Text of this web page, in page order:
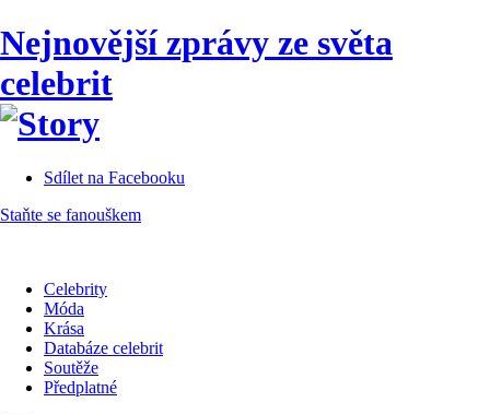
Nejnovější zprávy ze světa
celebrit
Sdílet na Facebooku
Staňte se fanouškem
Celebrity
Móda
Krása
Databáze celebrit
Soutěže
Předplatné